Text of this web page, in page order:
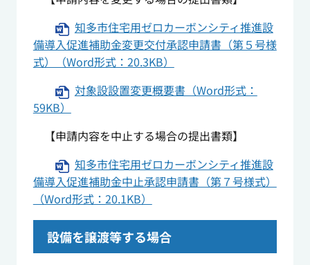
知多市住宅用ゼロカーボンシティ推進設
備導入促進補助金変更交付承認申請書（第５号様
式）（Word形式：20.3KB）
対象設設置変更概要書（Word形式：
59KB）
【申請内容を中止する場合の提出書類】
知多市住宅用ゼロカーボンシティ推進設
備導入促進補助金中止承認申請書（第７号様式）
（Word形式：20.1KB）
設備を譲渡等する場合